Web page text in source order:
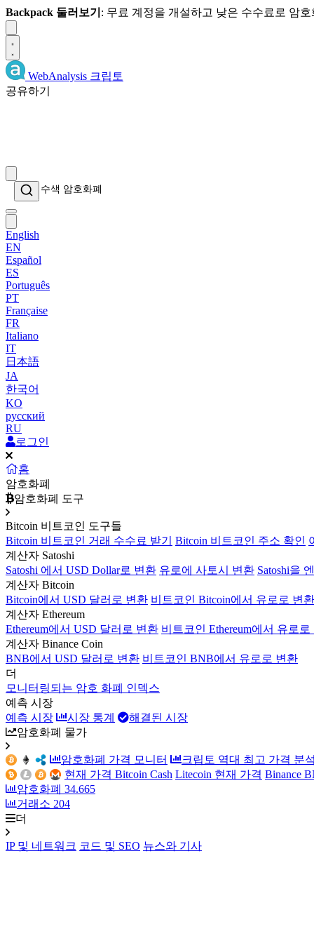
Backpack 둘러보기 : 무료 계정을 개설하고 낮은 수수료로 암
WebAnalysis 크립토
공유하기
English
EN
Español
ES
Português
PT
Française
FR
Italiano
IT
日本語
JA
한국어
KO
русский
RU
로그인
홈
암호화폐
암호화폐 도구
Bitcoin 비트코인 도구들
Bitcoin 비트코인 거래 수수료 받기
Bitcoin 비트코인 주소 확인
계산자 Satoshi
Satoshi 에서 USD Dollar로 변환 유로에 사토시 변환 Satoshi을
계산자 Bitcoin
Bitcoin에서 USD 달러로 변환 비트코인 Bitcoin에서 유로로 변환
계산자 Ethereum
Ethereum에서 USD 달러로 변환 비트코인 Ethereum에서 유로로
계산자 Binance Coin
BNB에서 USD 달러로 변환 비트코인 BNB에서 유로로 변환
더
모니터링되는 암호 화폐 인덱스
예측 시장
예측 시장
시장 통계
해결된 시장
암호화폐 물가
암호화폐 가격 모니터 크립토 역대 최고 가격 분석
현재 가격 Bitcoin Cash Litecoin 현재 가격 Binance
암호화폐 34.665
거래소 204
더
IP 및 네트워크 코드 및 SEO 뉴스와 기사